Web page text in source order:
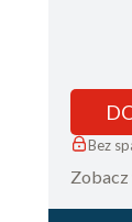
Bez
Zobacz